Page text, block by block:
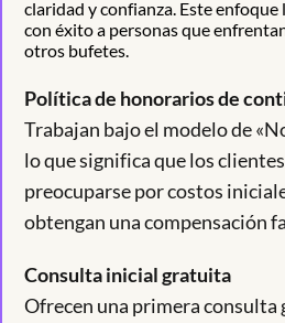
claridad y confianza. Este
con éxito a personas que
otros bufetes.
Política de honorarios de
Trabajan bajo el modelo de
lo que significa que los
preocuparse por costos
obtengan una compensación
Consulta inicial gratuita
Ofrecen una primera consulta